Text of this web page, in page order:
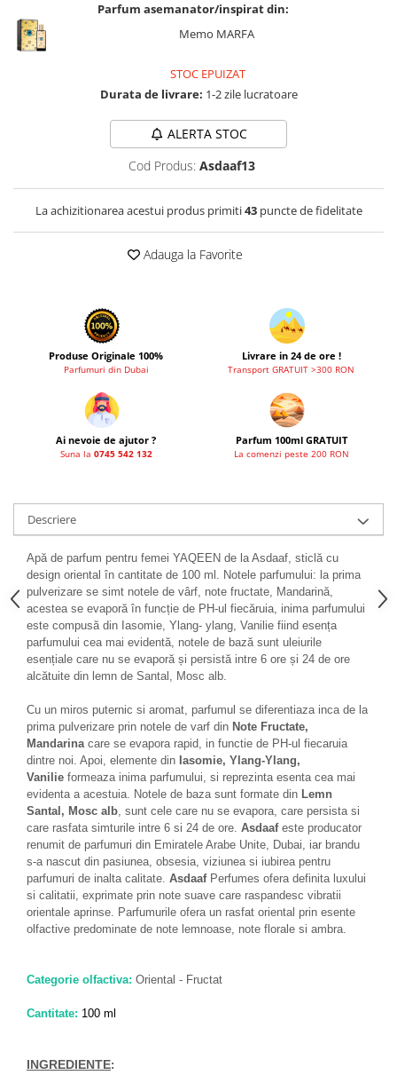
Parfum asemanator/inspirat din:
Memo MARFA
STOC EPUIZAT
Durata de livrare: 1-2 zile lucratoare
ALERTA STOC
Cod Produs: Asdaaf13
La achizitionarea acestui produs primiti43puncte de fidelitate
Adauga la Favorite
Produse Originale 100%
Parfumuri din Dubai
Livrare in 24 de ore !
Transport GRATUIT >300 RON
Ai nevoie de ajutor ?
Suna la 0745 542 132
Parfum 100ml GRATUIT
La comenzi peste 200 RON
Descriere
Apă de parfum pentru femei YAQEEN de la Asdaaf, sticlă cu
design oriental în cantitate de 100 ml. Notele parfumului: la prima
pulverizare se simt notele de vârf, note fructate, Mandarină,
acestea se evaporă în funcție de PH-ul fiecăruia, inima parfumului
este compusă din Iasomie, Ylang- ylang, Vanilie fiind esența
parfumului cea mai evidentă, notele de bază sunt uleiurile
esențiale care nu se evaporă și persistă intre 6 ore și 24 de ore
alcătuite din lemn de Santal, Mosc alb.
Cu un miros puternic si aromat, parfumul se diferentiaza inca de la
prima pulverizare prin notele de varf din Note Fructate,
Mandarinacare se evapora rapid, in functie de PH-ul fiecaruia
dintre noi. Apoi, elemente din Iasomie, Ylang-Ylang,
Vanilie formeaza inima parfumului, si reprezinta esenta cea mai
evidenta a acestuia. Notele de baza sunt formate din Lemn
Santal, Mosc alb, sunt cele care nu se evapora, care persista si
care rasfata simturile intre 6 si 24 de ore. Asdaafeste producator
renumit de parfumuri din Emiratele Arabe Unite, Dubai, iar brandu
s-a nascut din pasiunea, obsesia, viziunea si iubirea pentru
parfumuri de inalta calitate. AsdaafPerfumes ofera definita luxului
si calitatii, exprimate prin note suave care raspandesc vibratii
orientale aprinse. Parfumurile ofera un rasfat oriental prin esente
olfactive predominate de note lemnoase, note florale si ambra.
Categorie olfactiva: Oriental - Fructat
Cantitate: 100 ml
INGREDIENTE: